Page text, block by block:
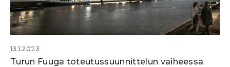
13.1.2023
Turun Fuuga toteutussuunnittelun vaiheessa